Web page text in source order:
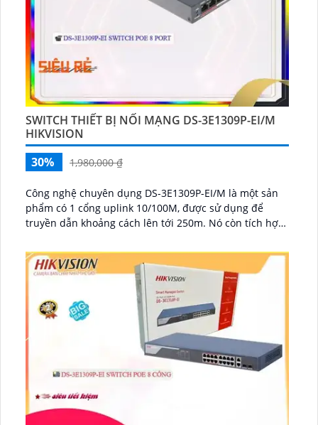
SWITCH THIẾT BỊ NỐI MẠNG DS-3E1309P-EI/M
HIKVISION
30%
1,980,000 ₫
Công nghệ chuyên dụng DS-3E1309P-EI/M là một sản
phẩm có 1 cổng uplink 10/100M, được sử dụng để
truyền dẫn khoảng cách lên tới 250m. Nó còn tích hợp
và trang bị thêm 1 cổng uplink 10/100M...